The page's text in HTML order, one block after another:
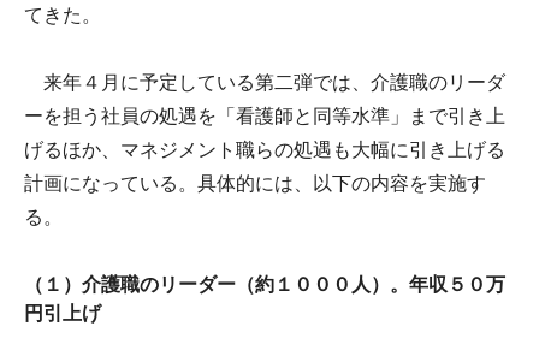
てきた。
来年４月に予定している第二弾では、介護職のリーダ
ーを担う社員の処遇を「看護師と同等水準」まで引き上
げるほか、マネジメント職らの処遇も大幅に引き上げる
計画になっている。具体的には、以下の内容を実施す
る。
（１）介護職のリーダー（約１０００人）。年収５０万
円引上げ